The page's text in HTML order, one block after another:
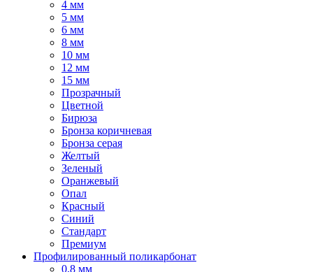
4 мм
5 мм
6 мм
8 мм
10 мм
12 мм
15 мм
Прозрачный
Цветной
Бирюза
Бронза коричневая
Бронза серая
Желтый
Зеленый
Оранжевый
Опал
Красный
Синий
Стандарт
Премиум
Профилированный поликарбонат
0,8 мм